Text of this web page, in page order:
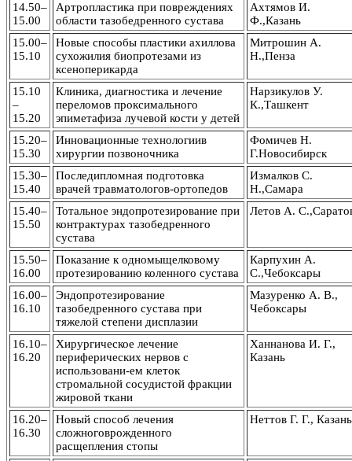
14.50–
15.00
Артропластика при повреждениях
области тазобедренного сустава
Ахтямов И.
Ф.,Казань
15.00–
15.10
Новые способы пластики ахиллова
сухожилия биопротезами из
ксеноперикарда
Митрошин А.
Н.,Пенза
15.10
–
15.20
Клиника, диагностика и лечение
переломов проксимального
эпиметафиза лучевой кости у детей
Нарзикулов У.
К.,Ташкент
15.20–
15.30
Инновационные технологиив
хирургии позвоночника
Фомичев Н.
Г.Новосибирск
15.30–
15.40
Последипломная подготовка
врачей травматологов-ортопедов
Измалков С.
Н.,Самара
15.40–
15.50
Тотальное эндопротезирование при
контрактурах тазобедренного
сустава
Летов А.
15.50–
16.00
Показание к одномыщелковому
протезированию коленного сустава
Карпухин А.
С.,Чебоксары
16.00–
16.10
Эндопротезирование
тазобедренного сустава при
тяжелой степени дисплазии
Мазуренко А. В.,
Чебоксары
16.10–
16.20
Хирургическое лечение
периферических нервов с
использовани-ем клеток
стромальной сосудистой фракции
жировой ткани
Ханнанова И. Г.,
Казань
16.20–
16.30
Новый способ лечения
сложноговрожденного
расщепления стопы
Неттов Г. Г., Казань